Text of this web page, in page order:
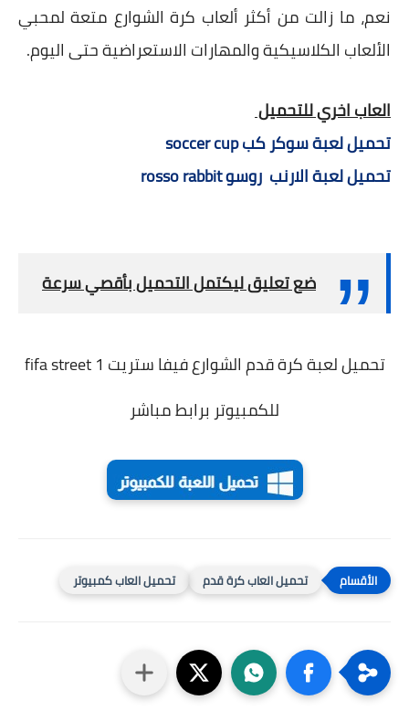
نعم، ما زالت من أكثر ألعاب كرة الشوارع متعة لمحبي
الألعاب الكلاسيكية والمهارات الاستعراضية حتى اليوم.
العاب اخري للتحميل
تحميل لعبة سوكر كب soccer cup
تحميل لعبة الارنب روسو rosso rabbit
ضع تعليق ليكتمل التحميل بأقصي سرعة
تحميل لعبة كرة قدم الشوارع فيفا ستريت fifa street 1
للكمبيوتر برابط مباشر
تحميل العاب كرة قدم تحميل العاب كمبيوتر